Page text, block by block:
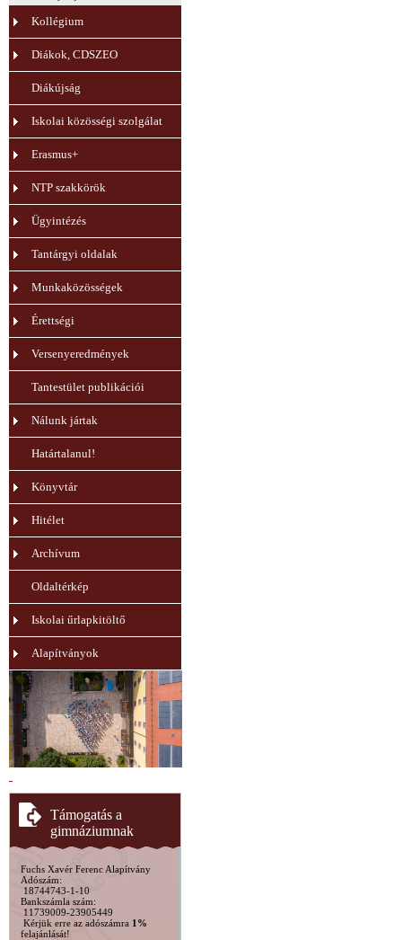
Kollégium
Diákok, CDSZEO
Diákújság
Iskolai közösségi szolgálat
Erasmus+
NTP szakkörök
Ügyintézés
Tantárgyi oldalak
Munkaközösségek
Érettségi
Versenyeredmények
Tantestület publikációi
Nálunk jártak
Határtalanul!
Könyvtár
Hitélet
Archívum
Oldaltérkép
Iskolai űrlapkitöltő
Alapítványok
Támogatás a
gimnáziumnak
Fuchs Xavér Ferenc Alapítvány
Adószám:
18744743-1-10
Bankszámla szám:
11739009-23905449
Kérjük erre az adószámra 1%
felajánlását!